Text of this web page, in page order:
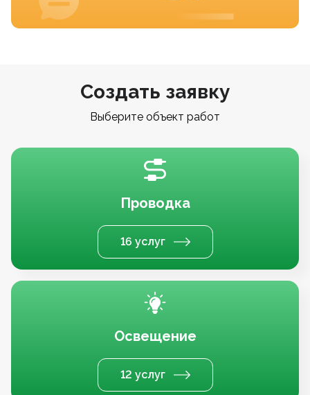
Создать заявку
Выберите объект работ
Проводка
16 услуг
Освещение
12 услуг